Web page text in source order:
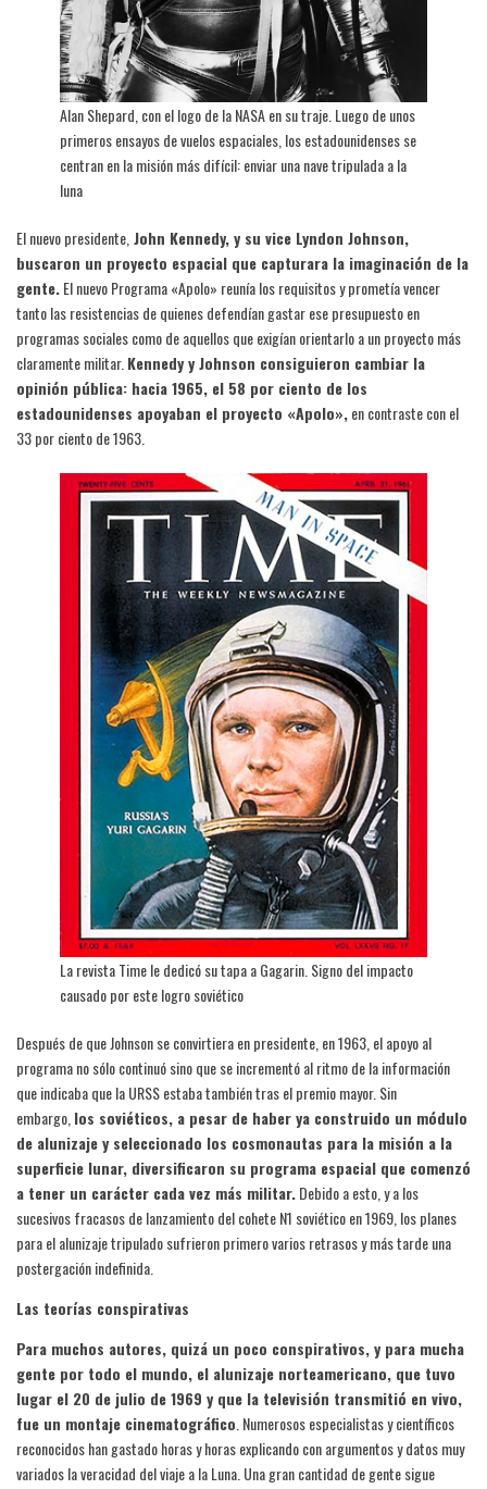
Alan Shepard, con el logo de la NASA en su traje. Luego de unos
primeros ensayos de vuelos espaciales, los estadounidenses se
centran en la misión más difícil: enviar una nave tripulada a la
luna
El nuevo presidente, John Kennedy, y su vice Lyndon Johnson,
buscaron un proyecto espacial que capturara la imaginación de la
gente.El nuevo Programa «Apolo» reunía los requisitos y prometía vencer
tanto las resistencias de quienes defendían gastar ese presupuesto en
programas sociales como de aquellos que exigían orientarlo a un proyecto más
claramente militar. Kennedy y Johnson consiguieron cambiar la
opinión pública: hacia 1965, el 58 por ciento de los
estadounidenses apoyaban el proyecto «Apolo»,en contraste con el
33 por ciento de 1963.
La revista Time le dedicó su tapa a Gagarin. Signo del impacto
causado por este logro soviético
Después de que Johnson se convirtiera en presidente, en 1963, el apoyo al
programa no sólo continuó sino que se incrementó al ritmo de la información
que indicaba que la URSS estaba también tras el premio mayor. Sin
embargo, los soviéticos, a pesar de haber ya construido un módulo
de alunizaje y seleccionado los cosmonautas para la misión a la
superficie lunar, diversificaron su programa espacial que comenzó
a tener un carácter cada vez más militar.Debido a esto, y a los
sucesivos fracasos de lanzamiento del cohete N1 soviético en 1969, los planes
para el alunizaje tripulado sufrieron primero varios retrasos y más tarde una
postergación indefinida.
Las teorías conspirativas
Para muchos autores, quizá un poco conspirativos, y para mucha
gente por todo el mundo, el alunizaje norteamericano, que tuvo
lugar el 20 de julio de 1969 y que la televisión transmitió en vivo,
fue un montaje cinematográfico . Numerosos especialistas y científicos
reconocidos han gastado horas y horas explicando con argumentos y datos muy
variados la veracidad del viaje a la Luna. Una gran cantidad de gente sigue